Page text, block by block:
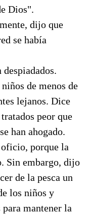
Dios".
dijo que
se había
de menos de
lejanos. Dice
peor que
han ahogado.
oficio, porque la
Sin embargo, dijo
de la pesca un
los niños y
mantener la